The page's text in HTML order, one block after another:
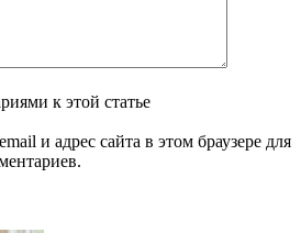
к этой статье
и адрес сайта в этом браузере для